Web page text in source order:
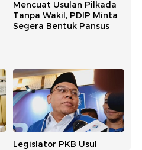
Mencuat Usulan Pilkada
Tanpa Wakil, PDIP Minta
Segera Bentuk Pansus
Legislator PKB Usul